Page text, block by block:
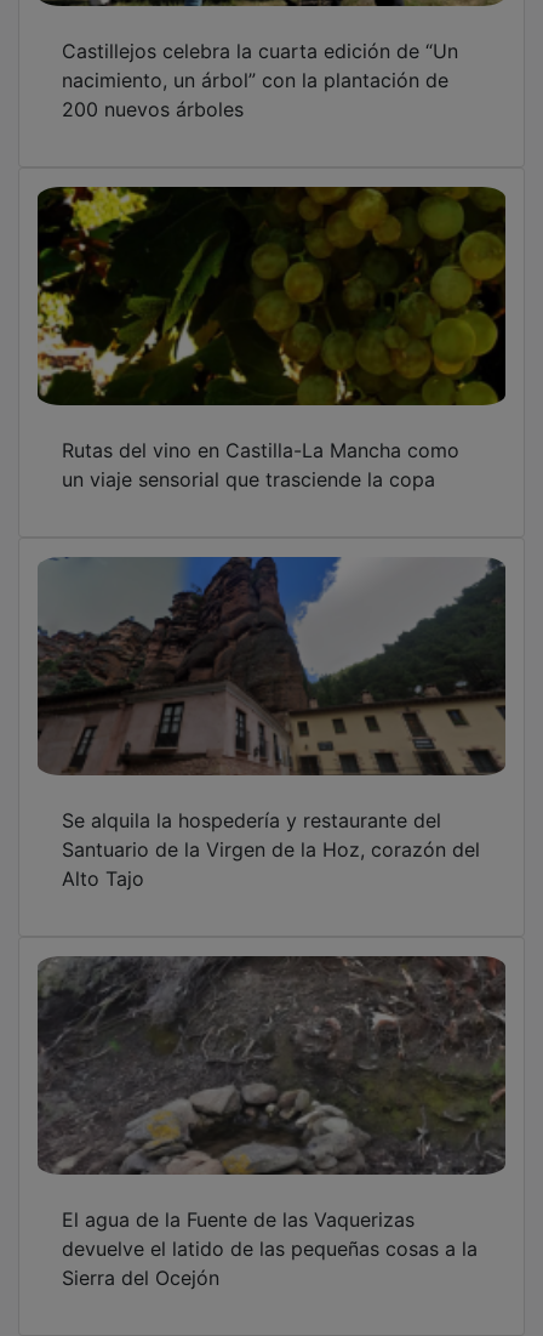
Castillejos celebra la cuarta edición de “Un
nacimiento, un árbol” con la plantación de
200 nuevos árboles
Rutas del vino en Castilla-La Mancha como
un viaje sensorial que trasciende la copa
Se alquila la hospedería y restaurante del
Santuario de la Virgen de la Hoz, corazón del
Alto Tajo
El agua de la Fuente de las Vaquerizas
devuelve el latido de las pequeñas cosas a la
Sierra del Ocejón